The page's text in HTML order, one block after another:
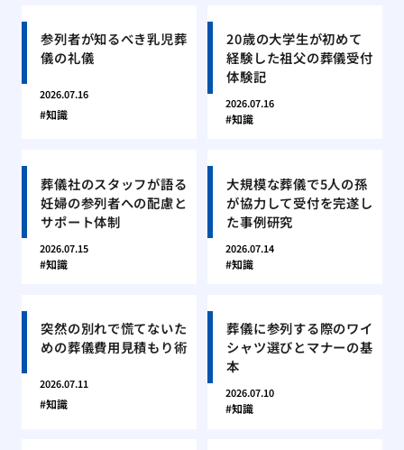
参列者が知るべき乳児葬
儀の礼儀
2026.07.16
知識
20歳の大学生が初めて
経験した祖父の葬儀受付
体験記
2026.07.16
知識
葬儀社のスタッフが語る
妊婦の参列者への配慮と
サポート体制
2026.07.15
知識
大規模な葬儀で5人の孫
が協力して受付を完遂し
た事例研究
2026.07.14
知識
突然の別れで慌てないた
めの葬儀費用見積もり術
2026.07.11
知識
葬儀に参列する際のワイ
シャツ選びとマナーの基
本
2026.07.10
知識